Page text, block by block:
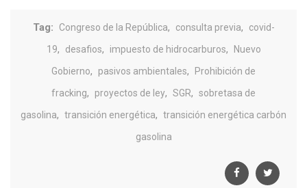
Tag: Congreso de la República, consulta previa,
covid-
19, desafios, impuesto de hidrocarburos,
Nuevo
Gobierno, pasivos ambientales,
Prohibición de
fracking, proyectos de ley, SGR, sobretasa de
gasolina, transición energética, transición energética carbón
gasolina